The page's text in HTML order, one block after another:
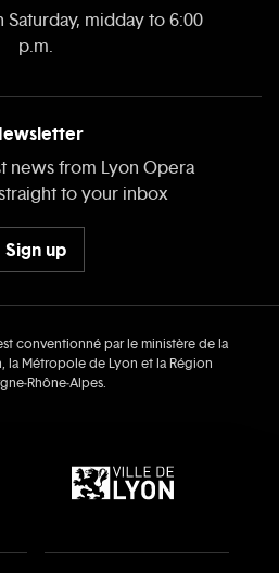
midday to 6:00
p.m.
news from Lyon Opera
to your inbox
Sign up
conventionné par le ministère de la
la Métropole de Lyon et la Région